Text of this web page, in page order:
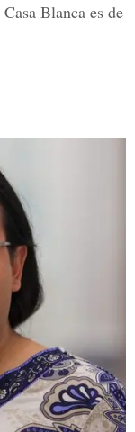
Blanca es de